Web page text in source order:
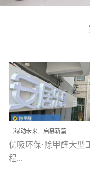
【绿动未来，启幕新篇
章】优吸环保中标深圳安
居乐寓，超大型工装室内
空气治理项目顺利启航，
优吸环保·除甲醛大型
程...